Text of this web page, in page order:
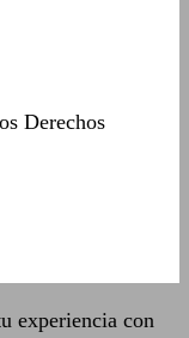
Derechos
experiencia con